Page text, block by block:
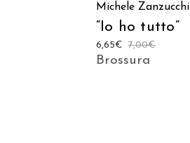
Michele Zanzucchi
“Io ho tutto”
7,00€
6,65€
Brossura